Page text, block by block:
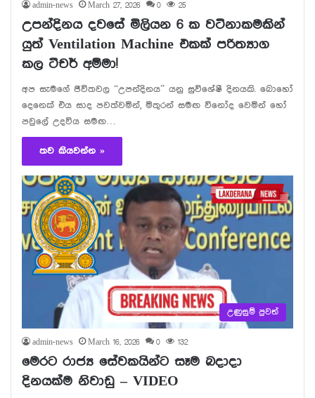
admin-news March 27, 2026 0 25
උපන්දිනය දවසේ මිලියන 6 ක වටිනාකමකින්
යුත් Ventilation Machine එකක් පරිත්‍යාග
කල ටීචර් අම්මා!
අප සැමගේ ජීවිතවල “උපන්දිනය” යනු සුවිශේෂී දිනයකි. බොහෝ
දෙනෙක් එය සාද පවත්වමින්, මිතුරන් සමඟ විනෝද වෙමින් හෝ
පවුලේ උදවිය සමඟ…
තව කියවන්න »
උණුසුම් පුවත්
admin-news March 16, 2026 0 132
මෙරට රාජ්‍ය සේවකයින්ට සෑම බදාදා
දිනයක්ම නිවාඩු – VIDEO